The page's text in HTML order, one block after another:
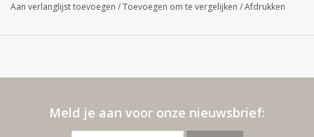
Aan verlanglijst toevoegen /Toevoegen om te vergelijken /Afdrukken
Meld je aan voor onze nieuwsbrief: